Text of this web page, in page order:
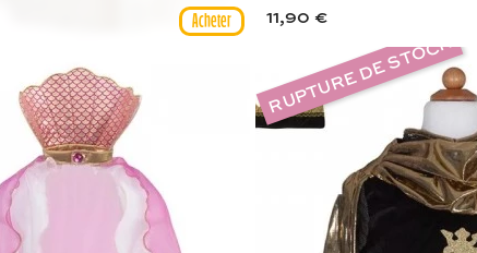
11,90 €
RUPTURE DE STOCK